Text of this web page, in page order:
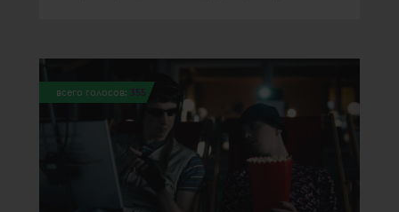
всего голосов: 355